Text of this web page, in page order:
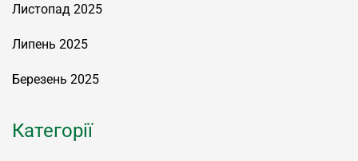
Листопад 2025
Липень 2025
Березень 2025
Категорії